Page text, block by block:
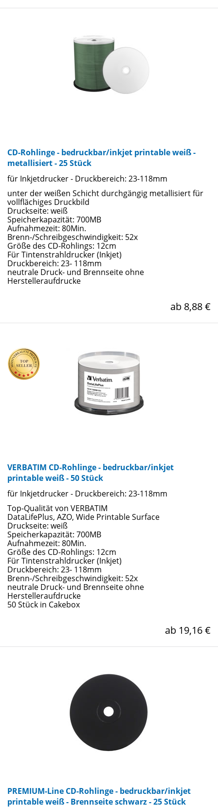
CD-Rohlinge - bedruckbar/inkjet printable weiß -
metallisiert - 25 Stück
für Inkjetdrucker - Druckbereich: 23-118mm
unter der weißen Schicht durchgängig metallisiert für
vollflächiges Druckbild
Druckseite: weiß
Speicherkapazität: 700MB
Aufnahmezeit: 80Min.
Brenn-/Schreibgeschwindigkeit: 52x
Größe des CD-Rohlings: 12cm
Für Tintenstrahldrucker (Inkjet)
Druckbereich: 23- 118mm
neutrale Druck- und Brennseite ohne
Herstelleraufdrucke
ab 8,88 €
VERBATIM CD-Rohlinge - bedruckbar/inkjet
printable weiß - 50 Stück
für Inkjetdrucker - Druckbereich: 23-118mm
Top-Qualität von VERBATIM
DataLifePlus, AZO, Wide Printable Surface
Druckseite: weiß
Speicherkapazität: 700MB
Aufnahmezeit: 80Min.
Größe des CD-Rohlings: 12cm
Für Tintenstrahldrucker (Inkjet)
Druckbereich: 23- 118mm
Brenn-/Schreibgeschwindigkeit: 52x
neutrale Druck- und Brennseite ohne
Herstelleraufdrucke
50 Stück in Cakebox
ab 19,16 €
PREMIUM-Line CD-Rohlinge - bedruckbar/inkjet
printable weiß - Brennseite schwarz - 25 Stück